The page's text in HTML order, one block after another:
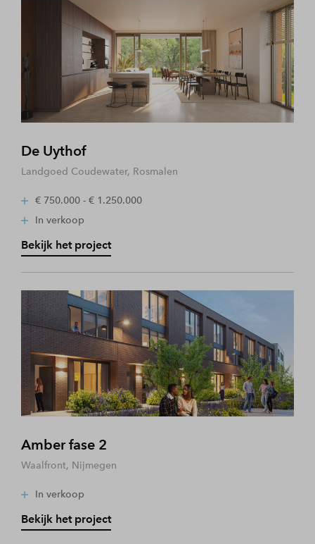
De Uythof
Landgoed Coudewater, Rosmalen
€ 750.000 - € 1.250.000
In verkoop
Bekijk het project
Amber fase 2
Waalfront, Nijmegen
In verkoop
Bekijk het project